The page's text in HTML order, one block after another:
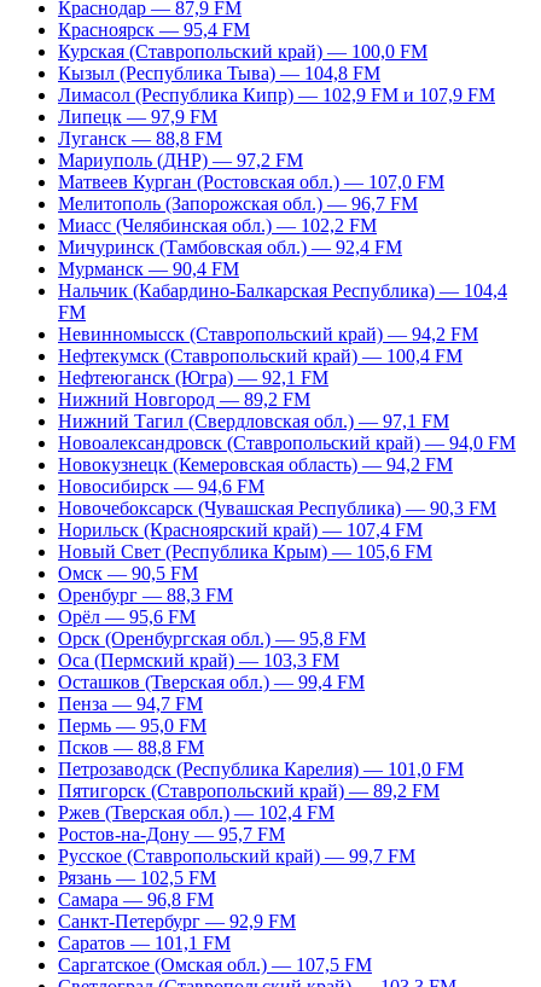
Краснодар — 87,9 FM
Красноярск — 95,4 FM
Курская (Ставропольский край) — 100,0 FM
Кызыл (Республика Тыва) — 104,8 FM
Лимасол (Республика Кипр) — 102,9 FM и 107,9 FM
Липецк — 97,9 FM
Луганск — 88,8 FM
Мариуполь (ДНР) — 97,2 FM
Матвеев Курган (Ростовская обл.) — 107,0 FM
Мелитополь (Запорожская обл.) — 96,7 FM
Миасс (Челябинская обл.) — 102,2 FM
Мичуринск (Тамбовская обл.) — 92,4 FM
Мурманск — 90,4 FM
Нальчик (Кабардино-Балкарская Республика) — 104,4
FM
Невинномысск (Ставропольский край) — 94,2 FM
Нефтекумск (Ставропольский край) — 100,4 FM
Нефтеюганск (Югра) — 92,1 FM
Нижний Новгород — 89,2 FM
Нижний Тагил (Свердловская обл.) — 97,1 FM
Новоалександровск (Ставропольский край) — 94,0 FM
Новокузнецк (Кемеровская область) — 94,2 FM
Новосибирск — 94,6 FM
Новочебоксарск (Чувашская Республика) — 90,3 FM
Норильск (Красноярский край) — 107,4 FM
Новый Свет (Республика Крым) — 105,6 FM
Омск — 90,5 FM
Оренбург — 88,3 FM
Орёл — 95,6 FM
Орск (Оренбургская обл.) — 95,8 FM
Оса (Пермский край) — 103,3 FM
Осташков (Тверская обл.) — 99,4 FM
Пенза — 94,7 FM
Пермь — 95,0 FM
Псков — 88,8 FM
Петрозаводск (Республика Карелия) — 101,0 FM
Пятигорск (Ставропольский край) — 89,2 FM
Ржев (Тверская обл.) — 102,4 FM
Ростов-на-Дону — 95,7 FM
Русское (Ставропольский край) — 99,7 FM
Рязань — 102,5 FM
Самара — 96,8 FM
Санкт-Петербург — 92,9 FM
Саратов — 101,1 FM
Саргатское (Омская обл.) — 107,5 FM